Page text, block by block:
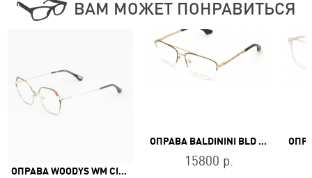
ВАМ МОЖЕТ ПОНРАВИТЬСЯ
ОПРАВА WOODYS WM CIRCA 04
ОПРАВА BALDININI BLD 2499 MGF 602
15800 р.